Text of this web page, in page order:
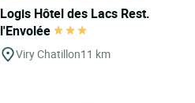
Logis Hôtel des Lacs Rest.
l'Envolée
Viry Chatillon11 km